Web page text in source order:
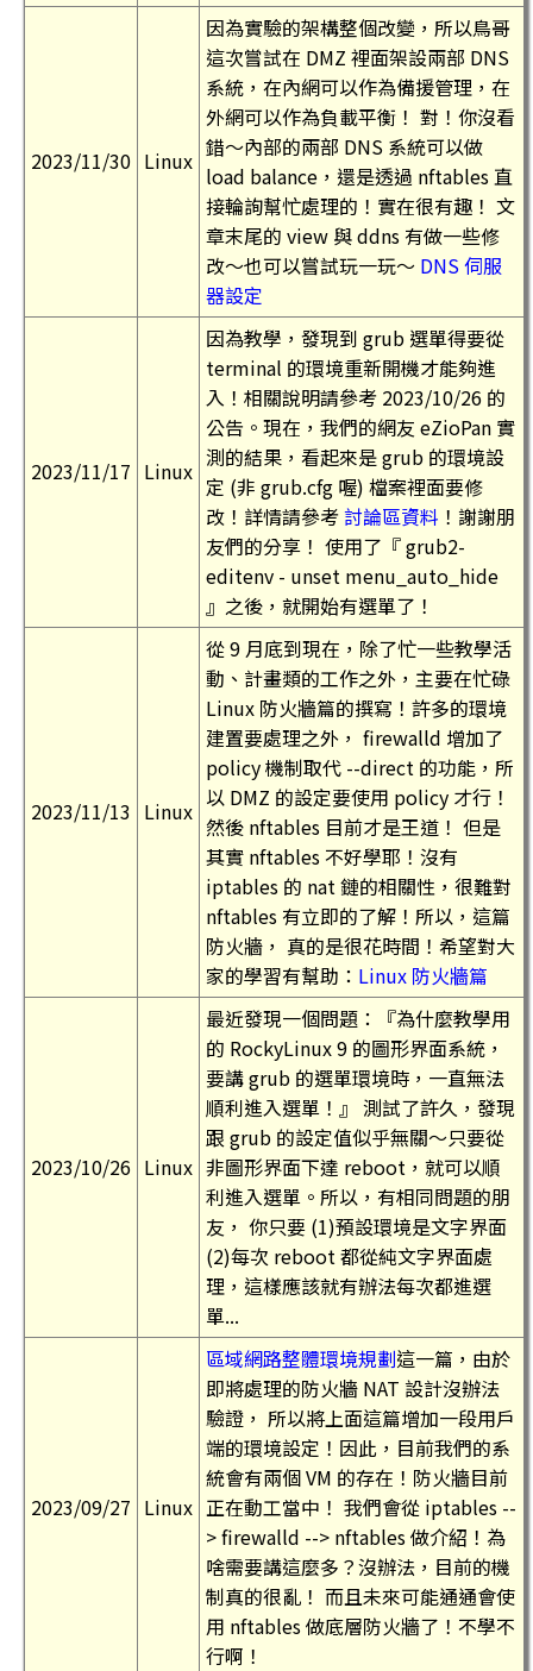
2023/11/30 Linux
因為實驗的架構整個改變，所以鳥哥
這次嘗試在 DMZ 裡面架設兩部 DNS
系統，在內網可以作為備援管理，在
外網可以作為負載平衡！ 對！你沒看
錯～內部的兩部 DNS 系統可以做
load balance，還是透過 nftables 直
接輪詢幫忙處理的！實在很有趣！ 文
章末尾的 view 與 ddns 有做一些修
改～也可以嘗試玩一玩～ DNS 伺服
器設定
2023/11/17 Linux
因為教學，發現到 grub 選單得要從
terminal 的環境重新開機才能夠進
入！相關說明請參考 2023/10/26 的
公告。現在，我們的網友 eZioPan 實
測的結果，看起來是 grub 的環境設
定 (非 grub.cfg 喔) 檔案裡面要修
改！詳情請參考討論區資料 ！謝謝朋
友們的分享！ 使用了『 grub2-
editenv - unset menu_auto_hide
』之後，就開始有選單了！
2023/11/13 Linux
從 9 月底到現在，除了忙一些教學活
動、計畫類的工作之外，主要在忙碌
Linux 防火牆篇的撰寫！許多的環境
建置要處理之外， firewalld 增加了
policy 機制取代 --direct 的功能，所
以 DMZ 的設定要使用 policy 才行！
然後 nftables 目前才是王道！ 但是
其實 nftables 不好學耶！沒有
iptables 的 nat 鏈的相關性，很難對
nftables 有立即的了解！所以，這篇
防火牆， 真的是很花時間！希望對大
家的學習有幫助： Linux 防火牆篇
2023/10/26 Linux
最近發現一個問題：『為什麼教學用
的 RockyLinux 9 的圖形界面系統，
要講 grub 的選單環境時，一直無法
順利進入選單！』 測試了許久，發現
跟 grub 的設定值似乎無關～只要從
非圖形界面下達 reboot，就可以順
利進入選單。所以，有相同問題的朋
友， 你只要 (1)預設環境是文字界面
(2)每次 reboot 都從純文字界面處
理，這樣應該就有辦法每次都進選
單...
2023/09/27 Linux
區域網路整體環境規劃這一篇，由於
即將處理的防火牆 NAT 設計沒辦法
驗證， 所以將上面這篇增加一段用戶
端的環境設定！因此，目前我們的系
統會有兩個 VM 的存在！防火牆目前
正在動工當中！ 我們會從 iptables --
> firewalld --> nftables 做介紹！為
啥需要講這麼多？沒辦法，目前的機
制真的很亂！ 而且未來可能通通會使
用 nftables 做底層防火牆了！不學不
行啊！